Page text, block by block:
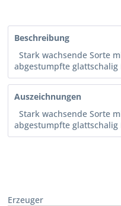
Beschreibung
Stark wachsende Sorte
abgestumpfte glattschalig
Auszeichnungen
Stark wachsende Sorte
abgestumpfte glattschalig
Erzeuger